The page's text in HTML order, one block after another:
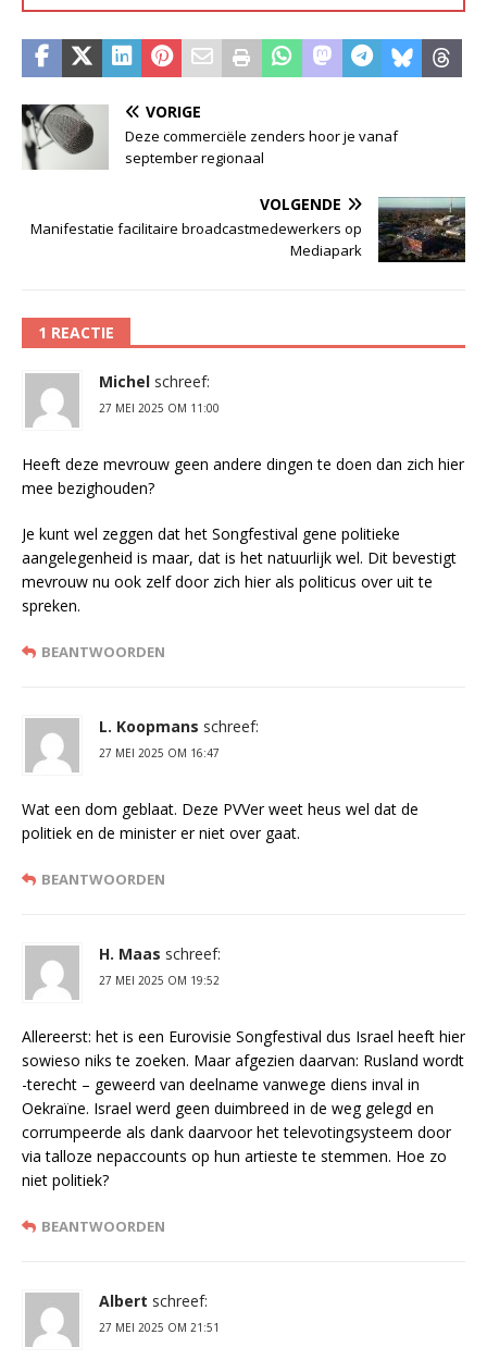
VORIGE
Deze commerciële zenders hoor je vanaf
september regionaal
VOLGENDE
Manifestatie facilitaire broadcastmedewerkers op
Mediapark
1 REACTIE
Michel schreef:
27 MEI 2025 OM 11:00
Heeft deze mevrouw geen andere dingen te doen dan zich hier
mee bezighouden?
Je kunt wel zeggen dat het Songfestival gene politieke
aangelegenheid is maar, dat is het natuurlijk wel. Dit bevestigt
mevrouw nu ook zelf door zich hier als politicus over uit te
spreken.
BEANTWOORDEN
L. Koopmans schreef:
27 MEI 2025 OM 16:47
Wat een dom geblaat. Deze PVVer weet heus wel dat de
politiek en de minister er niet over gaat.
BEANTWOORDEN
H. Maas schreef:
27 MEI 2025 OM 19:52
Allereerst: het is een Eurovisie Songfestival dus Israel heeft hier
sowieso niks te zoeken. Maar afgezien daarvan: Rusland wordt
-terecht – geweerd van deelname vanwege diens inval in
Oekraïne. Israel werd geen duimbreed in de weg gelegd en
corrumpeerde als dank daarvoor het televotingsysteem door
via talloze nepaccounts op hun artieste te stemmen. Hoe zo
niet politiek?
BEANTWOORDEN
Albert schreef:
27 MEI 2025 OM 21:51